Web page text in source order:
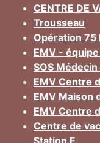
CENTRE DE
Trousseau
Opération 75
EMV -
SOS Médecin
EMV Centre
EMV Maison
EMV Centre
Centre de
Station F